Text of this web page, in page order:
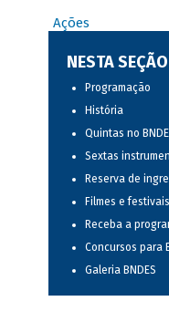
Ações
NESTA SEÇÃO
Programação
História
Quintas no
Sextas
Reserva de
Filmes e
Receba a
Concursos para
Galeria BNDES